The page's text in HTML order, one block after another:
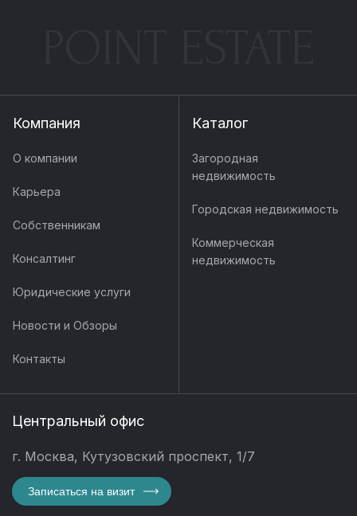
Компания
О компании
Карьера
Собственникам
Консалтинг
Юридические услуги
Новости и Обзоры
Контакты
Каталог
Загородная
недвижимость
Городская недвижимость
Коммерческая
недвижимость
Центральный офис
г. Москва, Кутузовский проспект, 1/7
Записаться на визит